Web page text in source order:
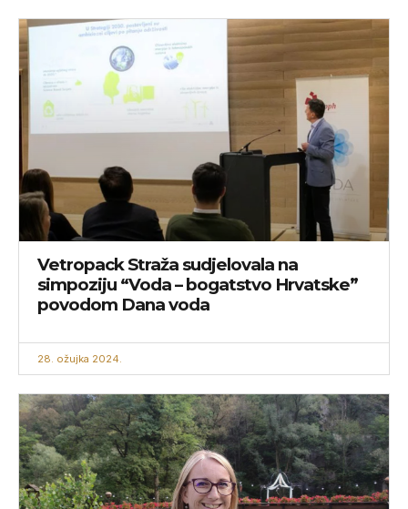
Vetropack Straža sudjelovala na
simpoziju “Voda – bogatstvo Hrvatske”
povodom Dana voda
28. ožujka 2024.